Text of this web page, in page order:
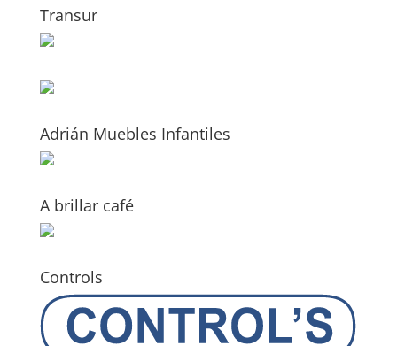
Transur
Adrián Muebles Infantiles
A brillar café
Controls